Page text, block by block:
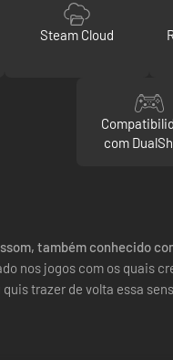
Steam Cloud
com
também conhecido
nos jogos com os quais
trazer de volta essa